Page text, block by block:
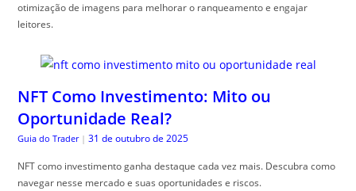
otimização de imagens para melhorar o ranqueamento e engajar
leitores.
NFT Como Investimento: Mito ou
Oportunidade Real?
Guia do Trader | 31 de outubro de 2025
NFT como investimento ganha destaque cada vez mais. Descubra como
navegar nesse mercado e suas oportunidades e riscos.